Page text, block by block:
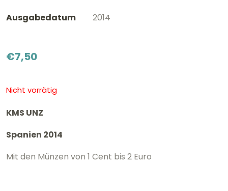
Ausgabedatum 2014
€7,50
Nicht vorrätig
KMS UNZ
Spanien 2014
Mit den Münzen von 1 Cent bis 2 Euro